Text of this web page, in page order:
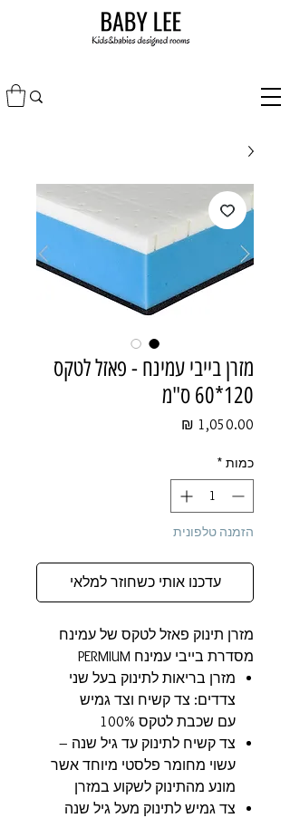
מזרן בייבי עמינח - פאזל לטקס
120*60 ס"מ
כמות *
הזמנה טלפונית
עדכנו אותי כשחוזר למלאי
מזרן תינוק פאזל לטקס של עמינח
מסדרת בייבי עמינח PERMIUM
מזרן בריאות לתינוק בעל שני
צדדים: צד קשיח וצד גמיש
עם שכבת לטקס 100%
צד קשיח לתינוק עד גיל שנה –
עשוי מחומר פלסטי מיוחד אשר
מונע מהתינוק לשקוע במזרן
צד גמיש לתינוק מעל גיל שנה